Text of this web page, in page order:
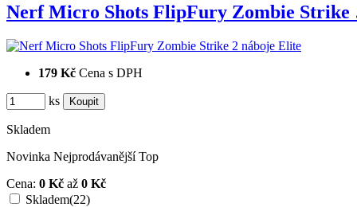
Nerf Micro Shots FlipFury Zombie
179 Kč Cena s DPH
ks
Skladem
Novinka Nejprodávanější Top
Cena: 0 Kč až 0 Kč
Skladem(22)